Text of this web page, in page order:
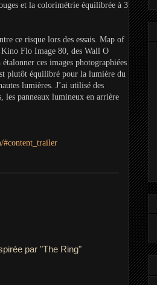
et la colorimétrie équilibrée à 3
ce risque lors des essais. Map of
Flo Image 80, des Wall O
ces images photographiées
plutôt équilibré pour la lumière du
lumières. J’ai utilisé des
les panneaux lumineux en arrière
#content_trailer
par "The Ring"